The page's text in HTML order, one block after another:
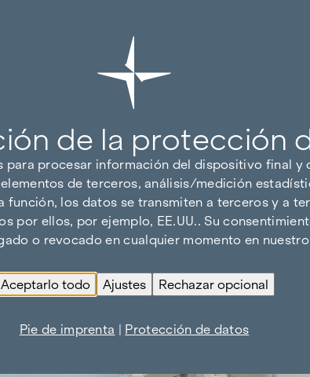
de la protección
procesar información del dispositivo final y
de terceros, análisis/medición
los datos se transmiten a terceros y a
por ellos, por ejemplo, EE.UU.. Su
o revocado en cualquier momento en
Aceptarlo todo Ajustes Rechazar opcional
Pie de imprenta | Protección de datos